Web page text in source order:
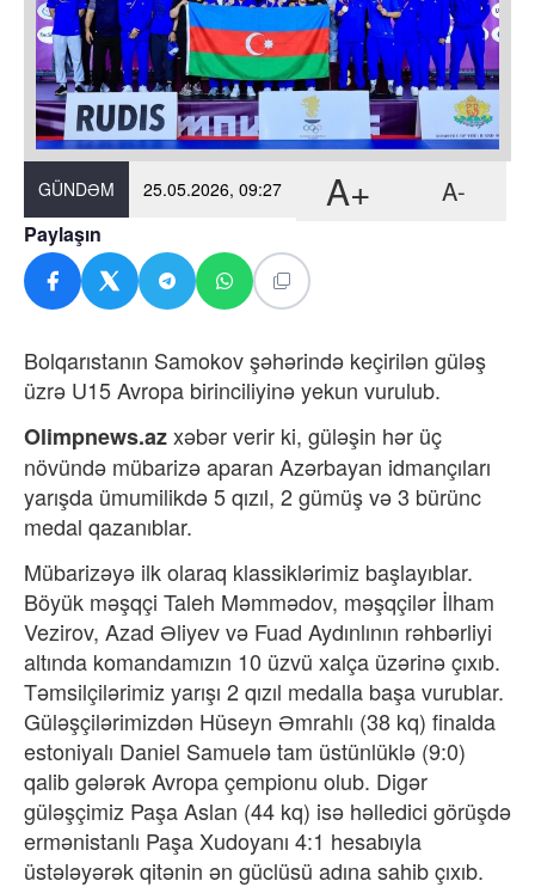
GÜNDƏM 25.05.2026, 09:27 A+ A-
Paylaşın
Bolqarıstanın Samokov şəhərində keçirilən güləş
üzrə U15 Avropa birinciliyinə yekun vurulub.
Olimpnews.azxəbər verir ki, güləşin hər üç
növündə mübarizə aparan Azərbayan idmançıları
yarışda ümumilikdə 5 qızıl, 2 gümüş və 3 bürünc
medal qazanıblar.
Mübarizəyə ilk olaraq klassiklərimiz başlayıblar.
Böyük məşqçi Taleh Məmmədov, məşqçilər İlham
Vezirov, Azad Əliyev və Fuad Aydınlının rəhbərliyi
altında komandamızın 10 üzvü xalça üzərinə çıxıb.
Təmsilçilərimiz yarışı 2 qızıl medalla başa vurublar.
Güləşçilərimizdən Hüseyn Əmrahlı (38 kq) finalda
estoniyalı Daniel Samuelə tam üstünlüklə (9:0)
qalib gələrək Avropa çempionu olub. Digər
güləşçimiz Paşa Aslan (44 kq) isə həlledici görüşdə
ermənistanlı Paşa Xudoyanı 4:1 hesabıyla
üstələyərək qitənin ən güclüsü adına sahib çıxıb.